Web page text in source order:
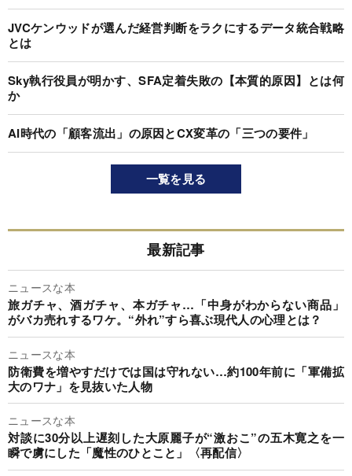
JVCケンウッドが選んだ経営判断をラクにするデータ統合戦略
とは
Sky執行役員が明かす、SFA定着失敗の【本質的原因】とは何
か
AI時代の「顧客流出」の原因とCX変革の「三つの要件」
一覧を見る
最新記事
ニュースな本
旅ガチャ、酒ガチャ、本ガチャ…「中身がわからない商品」
がバカ売れするワケ。“外れ”すら喜ぶ現代人の心理とは？
ニュースな本
防衛費を増やすだけでは国は守れない…約100年前に「軍備拡
大のワナ」を見抜いた人物
ニュースな本
対談に30分以上遅刻した大原麗子が“激おこ”の五木寛之を一
瞬で虜にした「魔性のひとこと」〈再配信〉